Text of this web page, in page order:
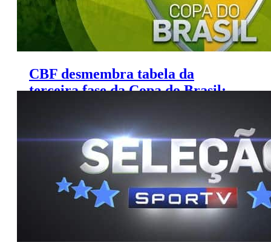
CBF desmembra tabela da
terceira fase da Copa do Brasil;